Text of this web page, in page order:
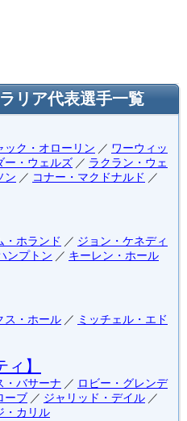
リア代表選手一覧
ック・オローリン ／ ワーウィッ
ー・ウェルズ ／ ラクラン・ウェ
ン ／ コナー・マクドナルド ／
・ホランド ／ ジョン・ケネディ
ンプトン ／ キーレン・ホール
ス・ホール ／ ミッチェル・エド
】
・バサーナ ／ ロビー・グレンデ
ーブ ／ ジャリッド・デイル ／
・カリル